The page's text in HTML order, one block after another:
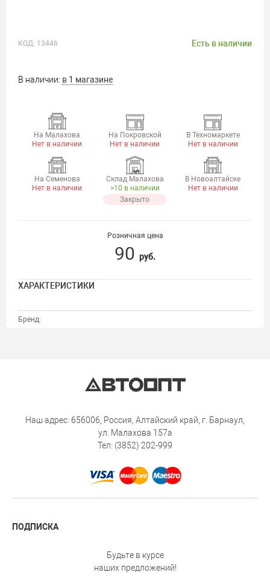
КОД: 13446 Есть в наличии
В наличии: в 1 магазине
На Малахова
Нет в наличии
На Покровской
Нет в наличии
В Техномаркете
Нет в наличии
На Семенова
Нет в наличии
Склад Малахова
>10 в наличии
Закрыто
В Новоалтайске
Нет в наличии
Розничная цена
90 руб.
ХАРАКТЕРИСТИКИ
Бренд:
Наш адрес: 656006, Россия, Алтайский край, г. Барнаул,
ул. Малахова 157а
Тел: (3852) 202-999
ПОДПИСКА
Будьте в курсе
наших предложений!